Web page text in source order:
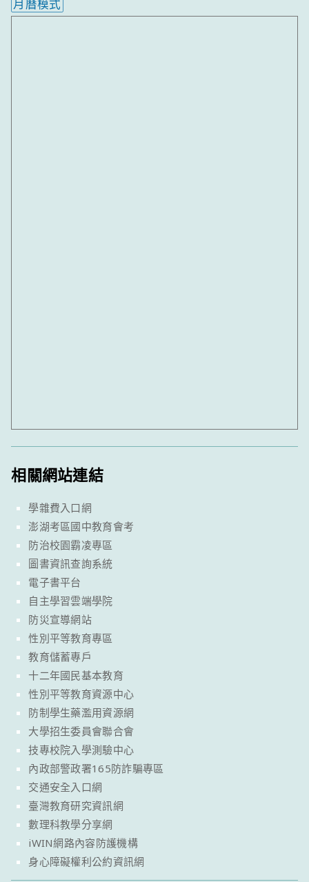
月曆模式
相關網站連結
學雜費入口網
澎湖考區國中教育會考
防治校園霸凌專區
圖書資訊查詢系統
電子書平台
自主學習雲端學院
防災宣導網站
性別平等教育專區
教育儲蓄專戶
十二年國民基本教育
性別平等教育資源中心
防制學生藥濫用資源網
大學招生委員會聯合會
技專校院入學測驗中心
內政部警政署165防詐騙專區
交通安全入口網
臺灣教育研究資訊網
數理科教學分享網
iWIN網路內容防護機構
身心障礙權利公約資訊網